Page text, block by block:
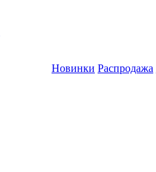
Новинки Распродажа